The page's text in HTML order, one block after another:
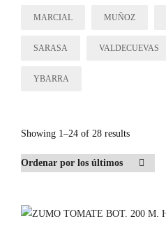
MARCIAL MUÑOZ
SARASA VALDECUEVAS
YBARRA
Showing 1–24 of 28 results